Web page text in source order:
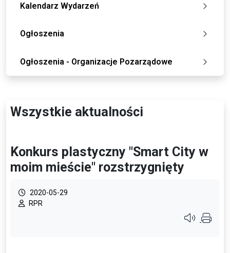
Kalendarz Wydarzeń
Ogłoszenia
Ogłoszenia - Organizacje Pozarządowe
Wszystkie aktualności
Konkurs plastyczny "Smart City w
moim mieście" rozstrzygnięty
2020-05-29
RPR
Przycisk